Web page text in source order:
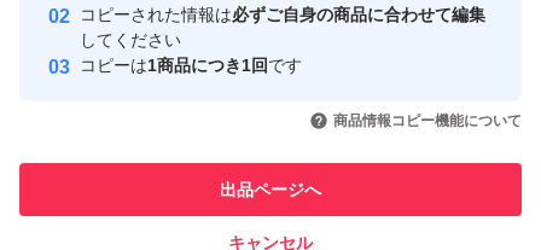
取引実績
引を完了させた実績があります
での取引実績があります
コピーされた情報は必ずご自身の商品に合わせて編集
してください
コピーは1商品につき1回です
商品情報コピー機能について
出品ページへ
キャンセル